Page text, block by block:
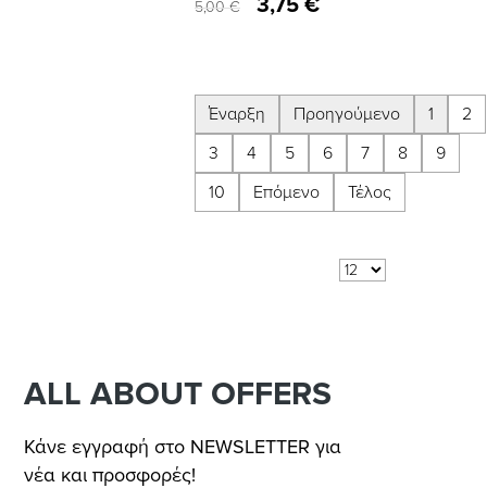
5,00 €
Έναρξη Προηγούμενο 1
2
3
4 5 6 7 8
9
10
Επόμενο Τέλος
ALL ABOUT OFFERS
Κάνε εγγραφή στο NEWSLETTER για
νέα και προσφορές!